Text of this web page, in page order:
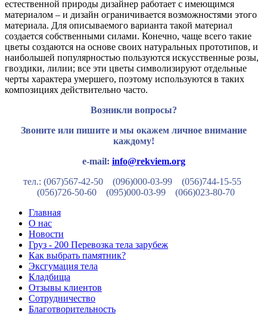
естественной природы дизайнер работает с имеющимся
материалом – и дизайн ограничивается возможностями этого
материала. Для описываемого варианта такой материал
создается собственными силами. Конечно, чаще всего такие
цветы создаются на основе своих натуральных прототипов, и
наибольшей популярностью пользуются искусственные розы,
гвоздики, лилии; все эти цветы символизируют отдельные
черты характера умершего, поэтому используются в таких
композициях действительно часто.
Возникли вопросы?
Звоните или пишите и мы окажем личное внимание
каждому!
e-mail: info@rekviem.org
тел.: (067)567-42-50 (096)000-03-99
(056)744-15-55
(056)726-50-60
(095)000-03-99
(066)023-80-70
Главная
О нас
Новости
Груз - 200 Перевозка тела зарубеж
Как выбрать памятник?
Эксгумация тела
Кладбища
Отзывы клиентов
Сотрудничество
Благотворительность